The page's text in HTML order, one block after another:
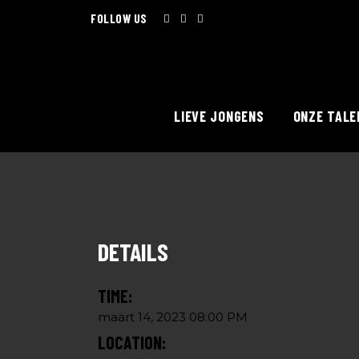
FOLLOW US
LIEVE JONGENS ONZE
DETAILS
TIME:
maart 14, 2023 08:00 PM
LOCATION: